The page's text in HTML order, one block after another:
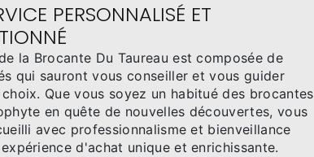
PERSONNALISÉ ET
la Brocante Du Taureau est composée de
qui sauront vous conseiller et vous guider
Que vous soyez un habitué des brocantes
en quête de nouvelles découvertes, vous
avec professionnalisme et bienveillance
d'achat unique et enrichissante.